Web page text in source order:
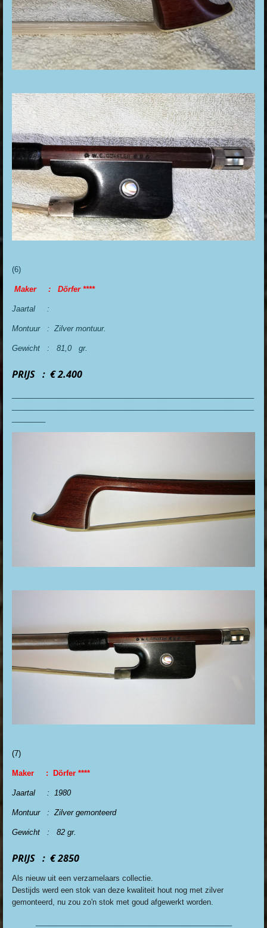
(6)
Maker : Dörfer ****
Jaartal :
Montuur : Zilver montuur.
Gewicht : 81,0 gr.
PRIJS : € 2.400
(7)
Maker : Dörfer ****
Jaartal : 1980
Montuur : Zilver gemonteerd
Gewicht : 82 gr.
PRIJS : € 2850
Als nieuw uit een verzamelaars collectie.
Destijds werd een stok van deze kwaliteit hout nog met zilver
gemonteerd, nu zou zo'n stok met goud afgewerkt worden.